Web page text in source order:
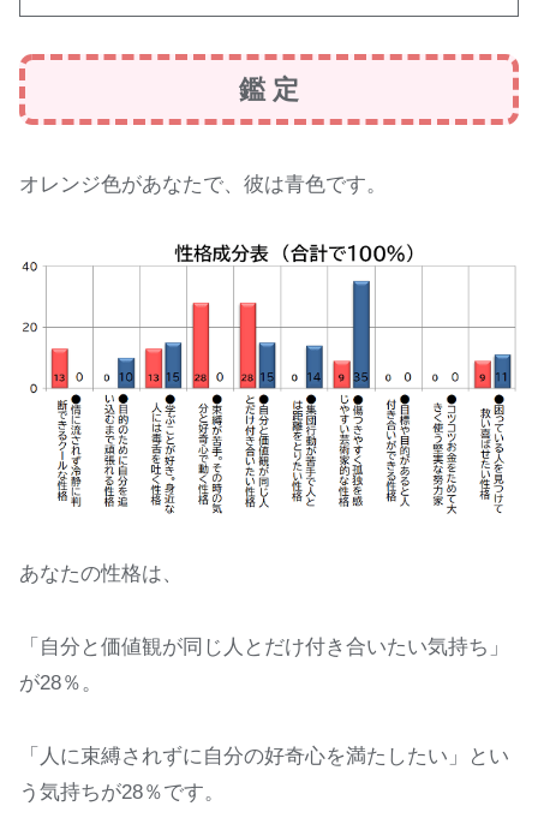
鑑 定
オレンジ色があなたで、彼は青色です。
あなたの性格は、
「自分と価値観が同じ人とだけ付き合いたい気持ち」
が28％。
「人に束縛されずに自分の好奇心を満たしたい」とい
う気持ちが28％です。